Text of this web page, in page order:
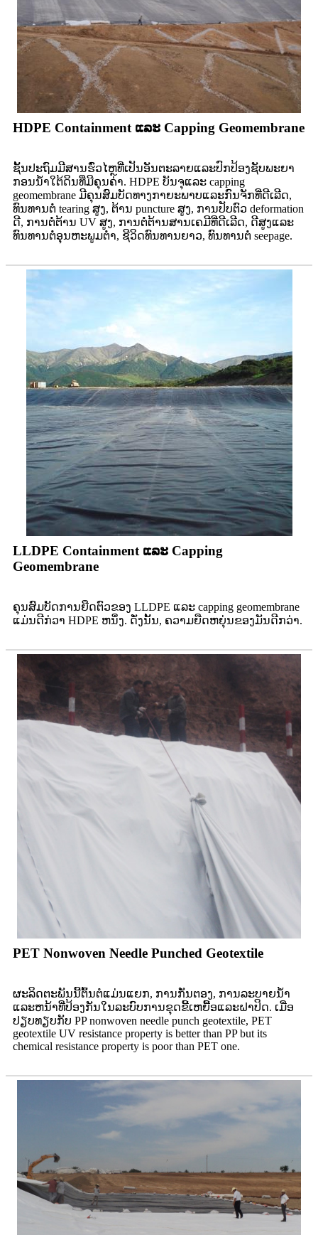
HDPE Containment ແລະ Capping Geomembrane
ຊັ້ນປະຖົມມີສານຮົ່ວໄຫຼທີ່ເປັນອັນຕະລາຍແລະປົກປ້ອງຊັບພະຍາ
ກອນນ້ໍາໃຕ້ດິນທີ່ມີຄຸນຄ່າ. HDPE ບັນຈຸແລະ capping
geomembrane ມີຄຸນສົມບັດທາງກາຍະພາບແລະກົນຈັກທີ່ດີເລີດ,
ທົນທານຕໍ່ tearing ສູງ, ຕ້ານ puncture ສູງ, ການປັບຕົວ deformation
ດີ, ການຕໍ່ຕ້ານ UV ສູງ, ການຕໍ່ຕ້ານສານເຄມີທີ່ດີເລີດ, ດີສູງແລະ
ທົນທານຕໍ່ອຸນຫະພູມຕ່ໍາ, ຊີວິດທົນທານຍາວ, ທົນທານຕໍ່ seepage.
LLDPE Containment ແລະ Capping
Geomembrane
ຄຸນສົມບັດການຍືດຕົວຂອງ LLDPE ແລະ capping geomembrane
ແມ່ນດີກ່ວາ HDPE ຫນຶ່ງ. ດັ່ງນັ້ນ, ຄວາມຍືດຫຍຸ່ນຂອງມັນດີກວ່າ.
PET Nonwoven Needle Punched Geotextile
ຜະລິດຕະພັນນີ້ຕົ້ນຕໍແມ່ນແຍກ, ການກັ່ນຕອງ, ການລະບາຍນ້ໍາ
ແລະຫນ້າທີ່ປ້ອງກັນໃນລະບົບການຂຸດຂີ້ເຫຍື້ອແລະຝາປິດ. ເມື່ອ
ປຽບທຽບກັບ PP nonwoven needle punch geotextile, PET
geotextile UV resistance property is better than PP but its
chemical resistance property is poor than PET one.